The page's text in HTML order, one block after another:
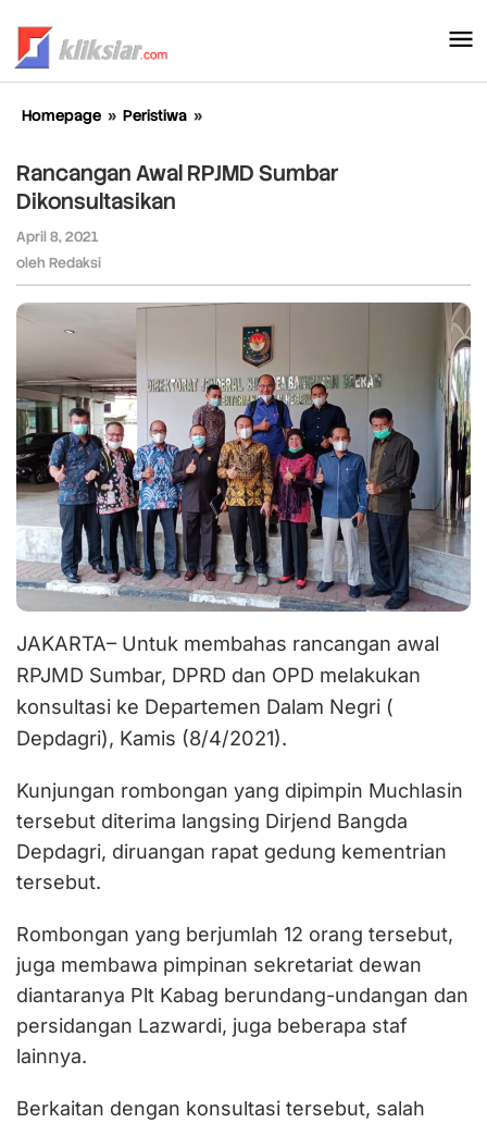
konten
Homepage » Peristiwa »
RPJMD
Sumbar
Rancangan Awal RPJMD Sumbar
Dikonsultasikan
April 8, 2021
oleh Redaksi
JAKARTA– Untuk membahas rancangan awal
RPJMD Sumbar, DPRD dan OPD melakukan
konsultasi ke Departemen Dalam Negri (
Depdagri), Kamis (8/4/2021).
Kunjungan rombongan yang dipimpin Muchlasin
tersebut diterima langsing Dirjend Bangda
Depdagri, diruangan rapat gedung kementrian
tersebut.
Rombongan yang berjumlah 12 orang tersebut,
juga membawa pimpinan sekretariat dewan
diantaranya Plt Kabag berundang-undangan dan
persidangan Lazwardi, juga beberapa staf
lainnya.
Berkaitan dengan konsultasi tersebut, salah